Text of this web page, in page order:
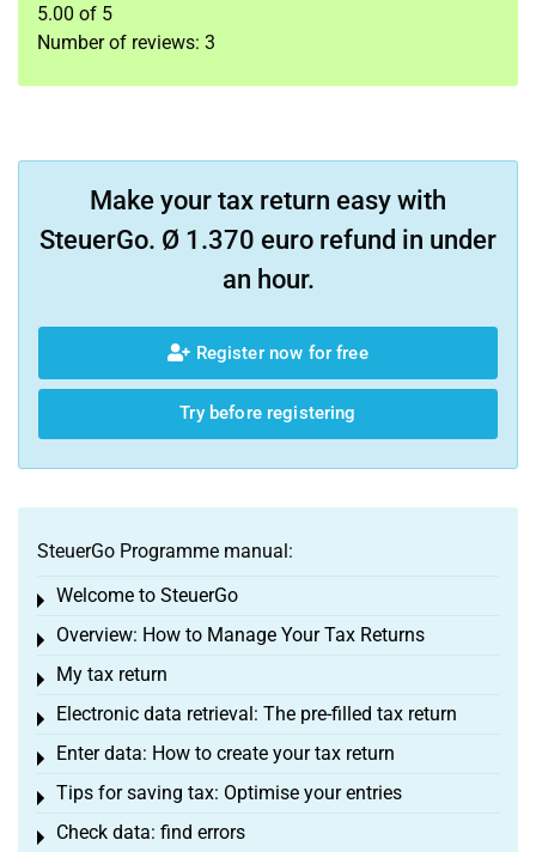
5.00 of 5
Number of reviews: 3
Make your tax return easy with
SteuerGo. Ø 1.370 euro refund in under
an hour.
Register now for free
Try before registering
SteuerGo Programme manual:
Welcome to SteuerGo
Toggle menu
Overview: How to Manage Your Tax Returns
Toggle menu
My tax return
Toggle menu
Electronic data retrieval: The pre-filled tax return
Toggle menu
Enter data: How to create your tax return
Toggle menu
Tips for saving tax: Optimise your entries
Toggle menu
Check data: find errors
Toggle menu